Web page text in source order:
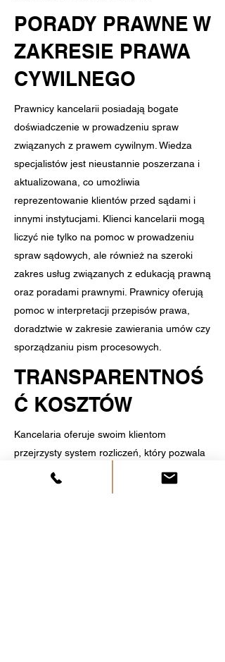
PORADY PRAWNE W
ZAKRESIE PRAWA
CYWILNEGO
Prawnicy kancelarii posiadają bogate
doświadczenie w prowadzeniu spraw
związanych z prawem cywilnym. Wiedza
specjalistów jest nieustannie poszerzana i
aktualizowana, co umożliwia
reprezentowanie klientów przed sądami i
innymi instytucjami. Klienci kancelarii mogą
liczyć nie tylko na pomoc w prowadzeniu
spraw sądowych, ale również na szeroki
zakres usług związanych z edukacją prawną
oraz poradami prawnymi. Prawnicy oferują
pomoc w interpretacji przepisów prawa,
doradztwie w zakresie zawierania umów czy
sporządzaniu pism procesowych.
TRANSPARENTNOŚ
Ć KOSZTÓW
Kancelaria oferuje swoim klientom
przejrzysty system rozliczeń, który pozwala
na pełną kontrolę kosztów związanych z